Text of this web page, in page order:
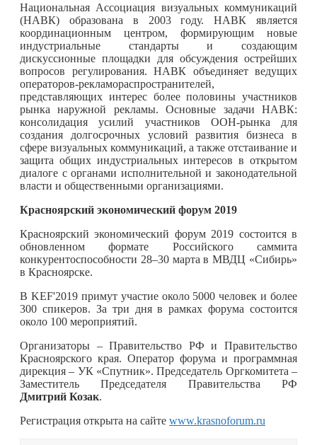
Национальная Ассоциация визуальных коммуникаций
(НАВК) образована в 2003 году. НАВК является
координационным центром, формирующим новые
индустриальные стандарты и создающим
дискуссионные площадки для обсуждения острейших
вопросов регулирования. НАВК объединяет ведущих
операторов-рекламораспространителей,
представляющих интерес более половины участников
рынка наружной рекламы. Основные задачи НАВК:
консолидация усилий участников OOH-рынка для
создания долгосрочных условий развития бизнеса в
сфере визуальных коммуникаций, а также отстаивание и
защита общих индустриальных интересов в открытом
диалоге с органами исполнительной и законодательной
власти и общественными организациями.
Красноярский экономический форум 2019
Красноярский экономический форум 2019 состоится в
обновленном формате Российского саммита
конкурентоспособности 28–30 марта в МВДЦ «Сибирь»
в Красноярске.
В KEF'2019 примут участие около 5000 человек и более
300 спикеров. За три дня в рамках форума состоится
около 100 мероприятий.
Организаторы – Правительство РФ и Правительство
Красноярского края. Оператор форума и программная
дирекция – УК «Спутник». Председатель Оргкомитета –
Заместитель Председателя Правительства РФ
Дмитрий Козак.
Регистрация открыта на сайте www.krasnoforum.ru